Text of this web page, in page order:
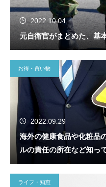
2022.10.04
元自衛官がまとめた、基
お得・買い物
2022.09.29
海外の健康食品や化粧品
ルの責任の所在など知っ
ライフ・知恵